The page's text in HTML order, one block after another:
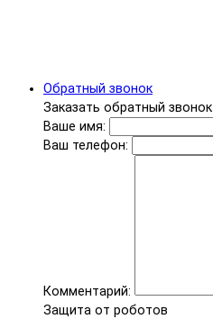
Обратный звонок
Заказать обратный звонок
Ваше имя:
Ваш телефон:
Комментарий:
Защита от роботов